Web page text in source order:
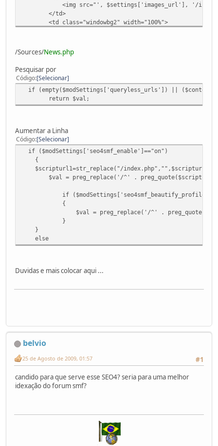
<img src="', $settings['images_url'], '/icons/
</td>
<td class="windowbg2" width="100%">
for($i=0; $i<$modSettings['totalTopics']/
echo'<a href="sitemaps-',$i,'.html">Page', $i ,'</
if (!($i%13) && ($i!=0)) echo "<br />";
}
echo'<br />';
echo '
</td>
</tr>';
}
/Sources/News.php
Pesquisar por
Código Selecionar
if (empty($modSettings['queryless_urls']) ||
return $val;
Aumentar a Linha
Código Selecionar
if ($modSettings['seo4smf_enable']=="on")
{
$scripturl1=str_replace("/index.php","",$scripturl);
$val = preg_replace('/^' .
if
{
$val = preg_replace('/^' .
}
}
else
Duvidas e mais colocar aqui ...
belvio
#1
25 de Agosto de 2009, 01:57
candido para que serve esse SEO4? seria para uma melhor
idexação do forum smf?